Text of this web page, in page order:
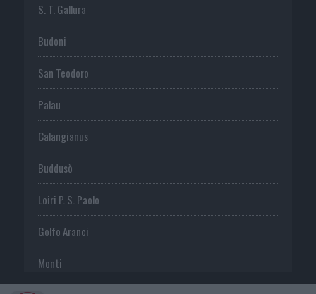
S. T. Gallura
Budoni
San Teodoro
Palau
Calangianus
Buddusò
Loiri P. S. Paolo
Golfo Aranci
Monti